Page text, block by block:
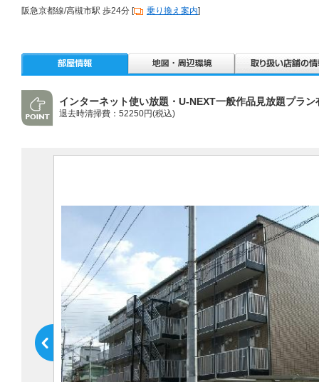
阪急京都線/高槻市駅 歩24分 [ 乗り換え案内]
インターネット使い放題・U-NEXT一般作品見放題プラン
退去時清掃費：52250円(税込)